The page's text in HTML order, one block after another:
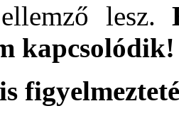
lesz.
kapcsolódik!